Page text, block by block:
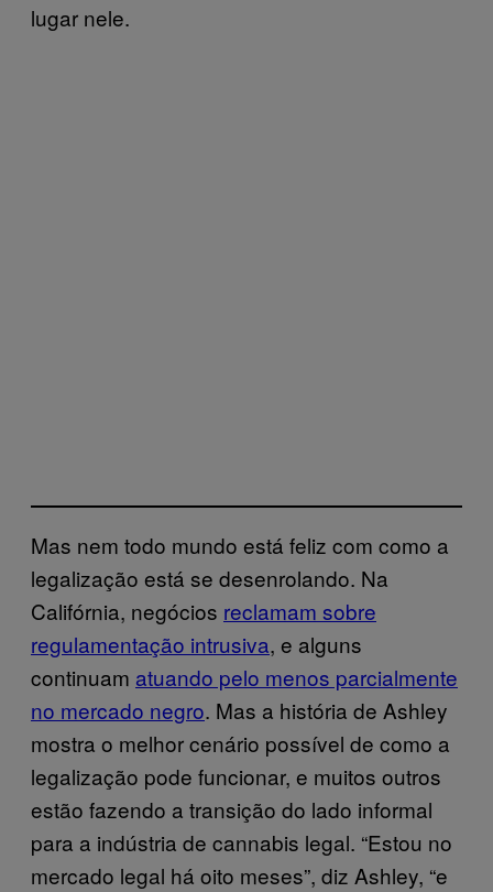
lugar nele.
Mas nem todo mundo está feliz com como a
legalização está se desenrolando. Na
Califórnia, negócios reclamam sobre
regulamentação intrusiva, e alguns
continuam atuando pelo menos parcialmente
no mercado negro. Mas a história de Ashley
mostra o melhor cenário possível de como a
legalização pode funcionar, e muitos outros
estão fazendo a transição do lado informal
para a indústria de cannabis legal. “Estou no
mercado legal há oito meses”, diz Ashley, “e